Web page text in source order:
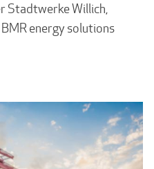
Stadtwerke Willich,
energy solutions